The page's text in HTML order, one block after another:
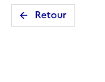
Retour